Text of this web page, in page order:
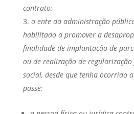
contrato;
o ente da administração
habilitado a promover a
finalidade de implantação de
ou de realização de
social, desde que tenha ocorrido
posse;